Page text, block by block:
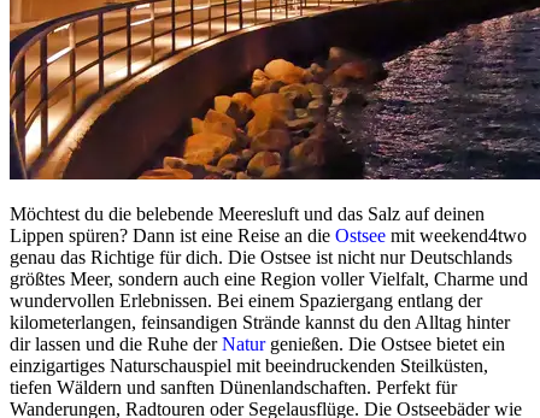
Möchtest du die belebende Meeresluft und das Salz auf deinen
Lippen spüren? Dann ist eine Reise an die Ostsee mit weekend4two
genau das Richtige für dich. Die Ostsee ist nicht nur Deutschlands
größtes Meer, sondern auch eine Region voller Vielfalt, Charme und
wundervollen Erlebnissen. Bei einem Spaziergang entlang der
kilometerlangen, feinsandigen Strände kannst du den Alltag hinter
dir lassen und die Ruhe derNaturgenießen. Die Ostsee bietet ein
einzigartiges Naturschauspiel mit beeindruckenden Steilküsten,
tiefen Wäldern und sanften Dünenlandschaften. Perfekt für
Wanderungen, Radtouren oder Segelausflüge. Die Ostseebäder wie